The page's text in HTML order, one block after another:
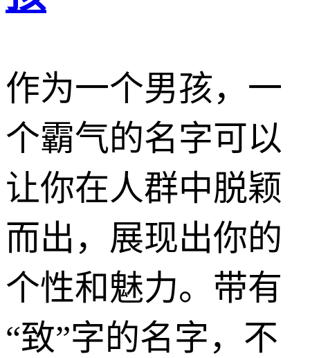
作为一个男孩，一
个霸气的名字可以
让你在人群中脱颖
而出，展现出你的
个性和魅力。带有
“致”字的名字，不